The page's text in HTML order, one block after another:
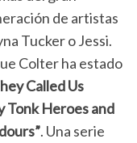
de artistas
Tucker o Jessi.
Colter ha estado
Called Us
Tonk Heroes and
. Una serie